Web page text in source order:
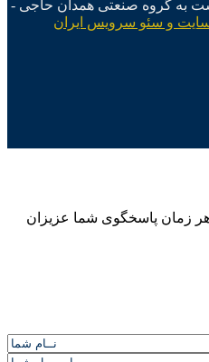
به گروه صنعتی همدان حاجی -
و سئو سرویس ایران
زمان پاسخگوی شما عزیزان